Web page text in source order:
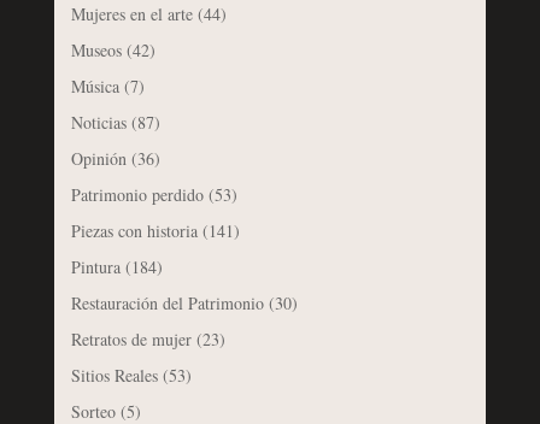
Mujeres en el arte(44)
Museos(42)
Música(7)
Noticias(87)
Opinión(36)
Patrimonio perdido(53)
Piezas con historia(141)
Pintura(184)
Restauración del Patrimonio(30)
Retratos de mujer(23)
Sitios Reales(53)
Sorteo(5)